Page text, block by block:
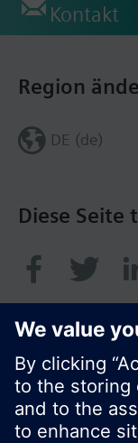
Kontakt
Diese Seite
Region
DE (de)